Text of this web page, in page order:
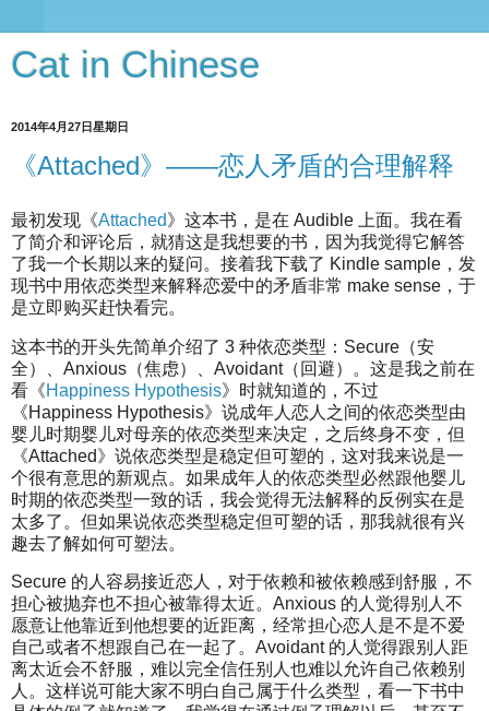
Cat in Chinese
2014年4月27日星期日
《Attached》——恋人矛盾的合理解释
最初发现《Attached》这本书，是在 Audible 上面。我在看
了简介和评论后，就猜这是我想要的书，因为我觉得它解答
了我一个长期以来的疑问。接着我下载了 Kindle sample，发
现书中用依恋类型来解释恋爱中的矛盾非常 make sense，于
是立即购买赶快看完。
这本书的开头先简单介绍了 3 种依恋类型：Secure（安
全）、Anxious（焦虑）、Avoidant（回避）。这是我之前在
看《Happiness Hypothesis》时就知道的，不过
《Happiness Hypothesis》说成年人恋人之间的依恋类型由
婴儿时期婴儿对母亲的依恋类型来决定，之后终身不变，但
《Attached》说依恋类型是稳定但可塑的，这对我来说是一
个很有意思的新观点。如果成年人的依恋类型必然跟他婴儿
时期的依恋类型一致的话，我会觉得无法解释的反例实在是
太多了。但如果说依恋类型稳定但可塑的话，那我就很有兴
趣去了解如何可塑法。
Secure 的人容易接近恋人，对于依赖和被依赖感到舒服，不
担心被抛弃也不担心被靠得太近。Anxious 的人觉得别人不
愿意让他靠近到他想要的近距离，经常担心恋人是不是不爱
自己或者不想跟自己在一起了。Avoidant 的人觉得跟别人距
离太近会不舒服，难以完全信任别人也难以允许自己依赖别
人。这样说可能大家不明白自己属于什么类型，看一下书中